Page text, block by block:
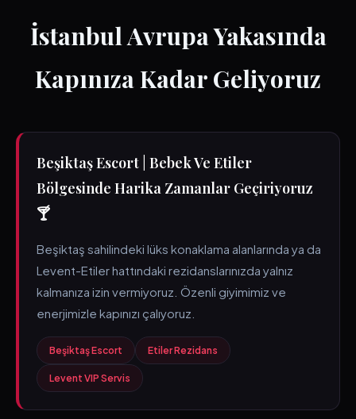
İstanbul Avrupa Yakasında
Kapınıza Kadar Geliyoruz
Beşiktaş Escort | Bebek Ve Etiler
Bölgesinde Harika Zamanlar Geçiriyoruz
🍸
Beşiktaş sahilindeki lüks konaklama alanlarında ya da
Levent-Etiler hattındaki rezidanslarınızda yalnız
kalmanıza izin vermiyoruz. Özenli giyimimiz ve
enerjimizle kapınızı çalıyoruz.
Beşiktaş Escort Etiler Rezidans
Levent VIP Servis